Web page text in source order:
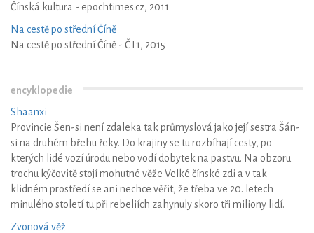
Čínská kultura - epochtimes.cz, 2011
Na cestě po střední Číně
Na cestě po střední Číně - ČT1, 2015
encyklopedie
Shaanxi
Provincie Šen-si není zdaleka tak průmyslová jako její sestra Šán-
si na druhém břehu řeky. Do krajiny se tu rozbíhají cesty, po
kterých lidé vozí úrodu nebo vodí dobytek na pastvu. Na obzoru
trochu kýčovitě stojí mohutné věže Velké čínské zdi a v tak
klidném prostředí se ani nechce věřit, že třeba ve 20. letech
minulého století tu při rebeliích zahynuly skoro tři miliony lidí.
Zvonová věž